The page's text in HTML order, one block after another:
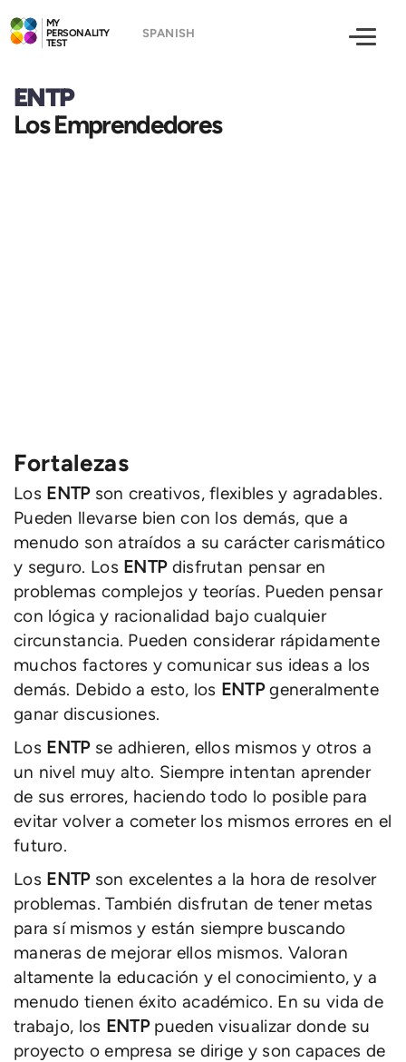
MY
PERSONALITY
TEST
ENTP
Los Emprendedores
Fortalezas
Los ENTP son creativos, flexibles y agradables.
Pueden llevarse bien con los demás, que a
menudo son atraídos a su carácter carismático
y seguro. Los ENTP disfrutan pensar en
problemas complejos y teorías. Pueden pensar
con lógica y racionalidad bajo cualquier
circunstancia. Pueden considerar rápidamente
muchos factores y comunicar sus ideas a los
demás. Debido a esto, los ENTPgeneralmente
ganar discusiones.
Los ENTP se adhieren, ellos mismos y otros a
un nivel muy alto. Siempre intentan aprender
de sus errores, haciendo todo lo posible para
evitar volver a cometer los mismos errores en el
futuro.
Los ENTP son excelentes a la hora de resolver
problemas. También disfrutan de tener metas
para sí mismos y están siempre buscando
maneras de mejorar ellos mismos. Valoran
altamente la educación y el conocimiento, y a
menudo tienen éxito académico. En su vida de
trabajo, los ENTP pueden visualizar donde su
proyecto o empresa se dirige y son capaces de